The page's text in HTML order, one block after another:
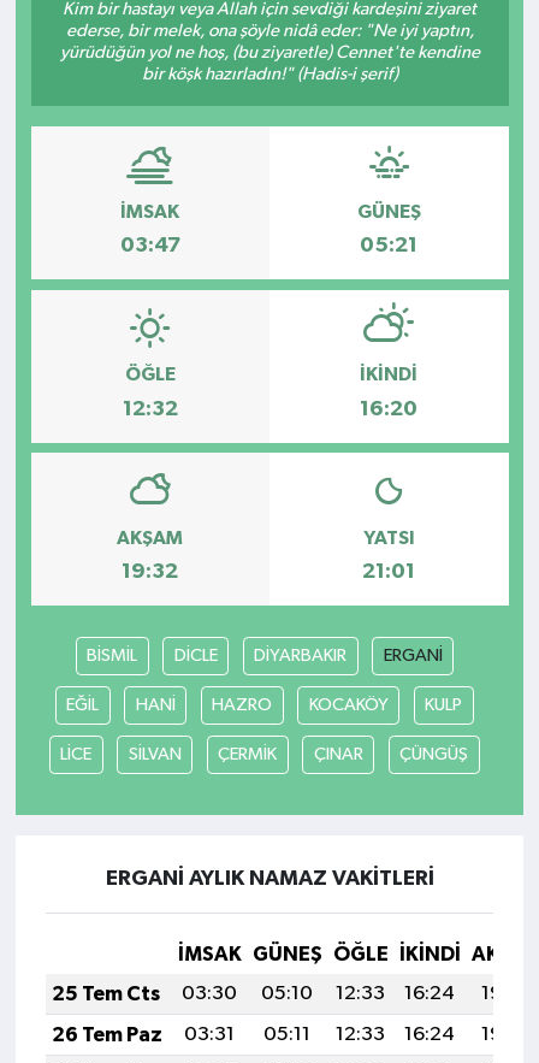
Kim bir hastayı veya Allah için sevdiği kardeşini ziyaret
ederse, bir melek, ona şöyle nidâ eder: "Ne iyi yaptın,
yürüdüğün yol ne hoş, (bu ziyaretle) Cennet'te kendine
bir köşk hazırladın!" (Hadis-i şerif)
İMSAK
03:47
GÜNEŞ
05:21
ÖĞLE
12:32
İKINDI
16:20
AKŞAM
19:32
YATSI
21:01
BİSMİL DİCLE DİYARBAKIR ERGANİ
EĞİL HANİ HAZRO KOCAKÖY KULP
LİCE SİLVAN ÇERMİK ÇINAR ÇÜNGÜŞ
ERGANİ AYLIK NAMAZ VAKITLERI
İMSAK GÜNEŞ ÖĞLE İKINDI
25 Tem Cts
03:30 05:10 12:33 16:24
19:45
26 Tem Paz
03:31 05:11 12:33 16:24
19:44
Kültür - Sanat
Yaşam